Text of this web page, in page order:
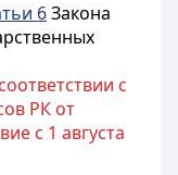
6Закона
с
РК от
с 1 августа